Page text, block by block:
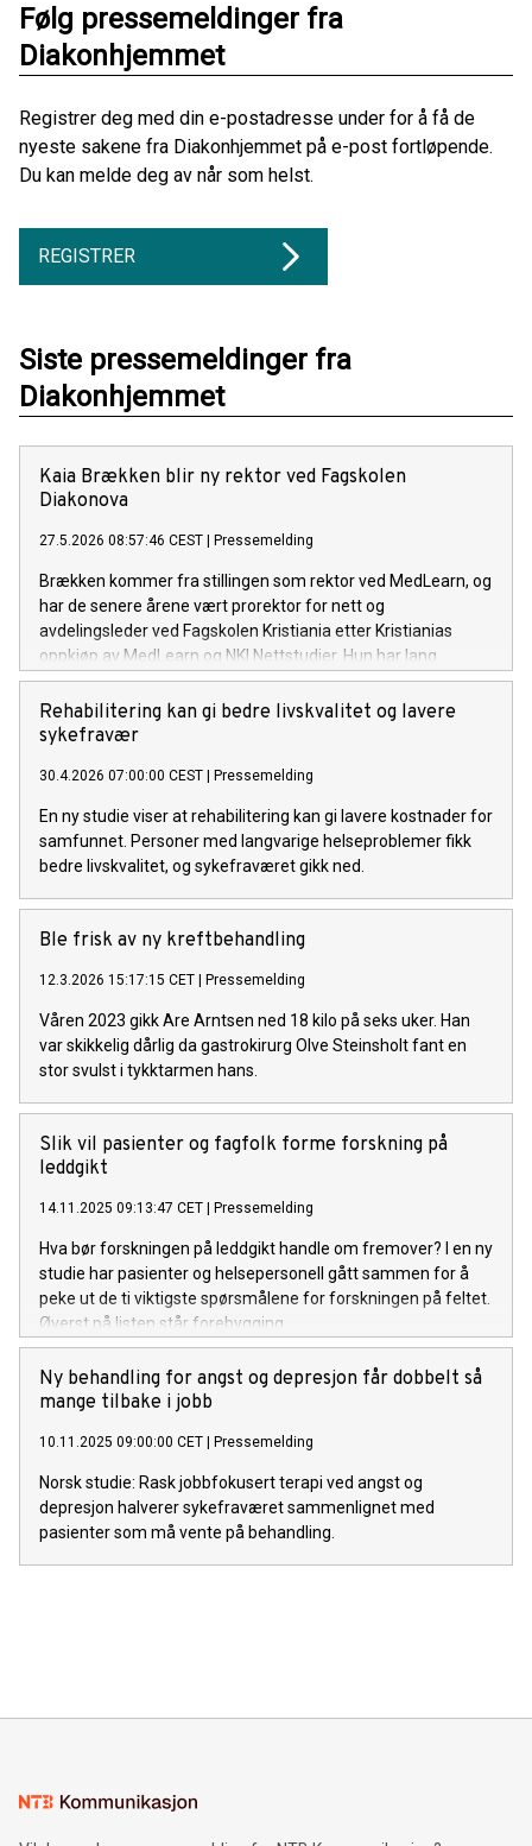
Følg pressemeldinger fra
Diakonhjemmet
Registrer deg med din e-postadresse under for å få de
nyeste sakene fra Diakonhjemmet på e-post fortløpende.
Du kan melde deg av når som helst.
REGISTRER
Siste pressemeldinger fra
Diakonhjemmet
Kaia Brækken blir ny rektor ved Fagskolen
Diakonova
27.5.2026 08:57:46 CEST | Pressemelding
Brækken kommer fra stillingen som rektor ved MedLearn, og
har de senere årene vært prorektor for nett og
avdelingsleder ved Fagskolen Kristiania etter Kristianias
oppkjøp av MedLearn og NKI Nettstudier. Hun har lang
erfaring fra både fagskole- og oppvekstsektoren.
Rehabilitering kan gi bedre livskvalitet og lavere
sykefravær
30.4.2026 07:00:00 CEST | Pressemelding
En ny studie viser at rehabilitering kan gi lavere kostnader for
samfunnet. Personer med langvarige helseproblemer fikk
bedre livskvalitet, og sykefraværet gikk ned.
Ble frisk av ny kreftbehandling
12.3.2026 15:17:15 CET | Pressemelding
Våren 2023 gikk Are Arntsen ned 18 kilo på seks uker. Han
var skikkelig dårlig da gastrokirurg Olve Steinsholt fant en
stor svulst i tykktarmen hans.
Slik vil pasienter og fagfolk forme forskning på
leddgikt
14.11.2025 09:13:47 CET | Pressemelding
Hva bør forskningen på leddgikt handle om fremover? I en ny
studie har pasienter og helsepersonell gått sammen for å
peke ut de ti viktigste spørsmålene for forskningen på feltet.
Øverst på listen står forebygging.
Ny behandling for angst og depresjon får dobbelt så
mange tilbake i jobb
10.11.2025 09:00:00 CET | Pressemelding
Norsk studie: Rask jobbfokusert terapi ved angst og
depresjon halverer sykefraværet sammenlignet med
pasienter som må vente på behandling.